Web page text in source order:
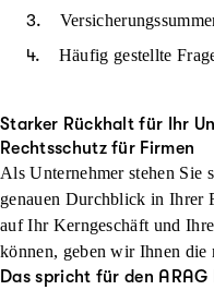
Häufig gestellte
Starker Rückhalt für Ihr
Rechtsschutz für Firmen
Als Unternehmer stehen Sie
genauen Durchblick in Ihrer
auf Ihr Kerngeschäft und
können, geben wir Ihnen die
Das spricht für den